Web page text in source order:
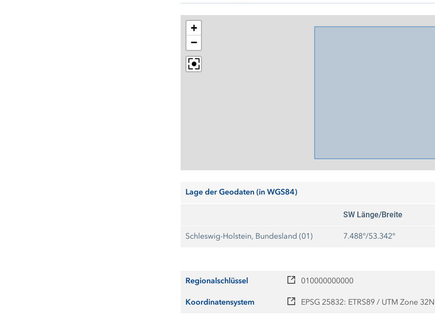
+
−
Lage der Geodaten (in WGS84)
SW Länge/Breite
Schleswig-Holstein, Bundesland (01) 7.488°/53.342°
Regionalschlüssel 010000000000
Koordinatensystem EPSG 25832: ETRS89 / UTM Zone 32N